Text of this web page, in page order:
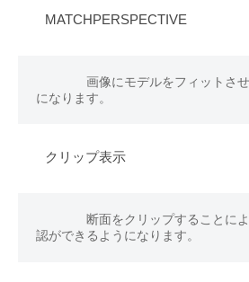
MATCHPERSPECTIVE
画像にモデルをフィットさせ
になります。
クリップ表示
断面をクリップすることによ
認ができるようになります。